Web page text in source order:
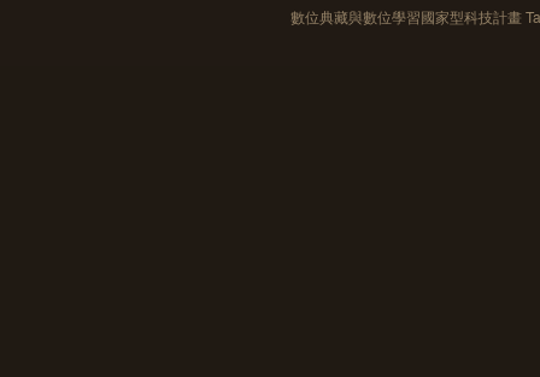
數位典藏與數位學習國家型科技計畫